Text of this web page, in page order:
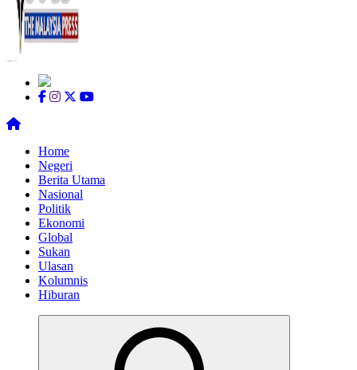
Home
Negeri
Berita Utama
Nasional
Politik
Ekonomi
Global
Sukan
Ulasan
Kolumnis
Hiburan